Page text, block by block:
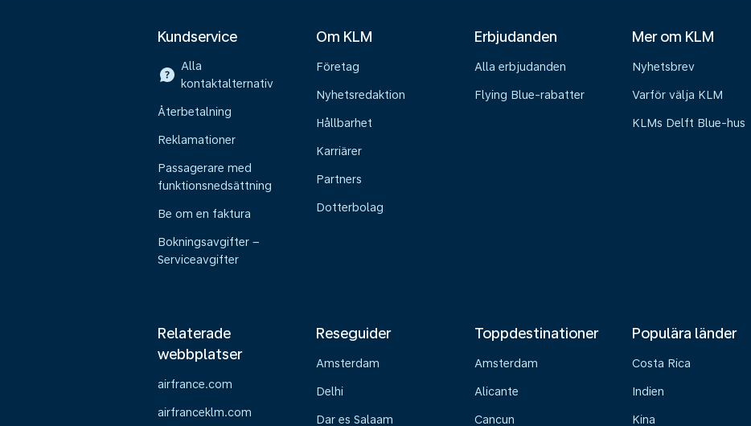
Kundservice
Alla
kontaktalternativ
Återbetalning
Reklamationer
Passagerare med
funktionsnedsättning
Be om en faktura
Bokningsavgifter –
Serviceavgifter
Om KLM
Företag
Nyhetsredaktion
Hållbarhet
Karriärer
Partners
Dotterbolag
Erbjudanden
Alla erbjudanden
Flying Blue-rabatter
Mer om KLM
Nyhetsbrev
Varför välja KLM
KLMs Delft Blue-hus
Relaterade
webbplatser
airfrance.com
airfranceklm.com
Reseguider
Amsterdam
Delhi
Dar es Salaam
Toppdestinationer
Amsterdam
Alicante
Cancun
Populära länder
Costa Rica
Indien
Kina